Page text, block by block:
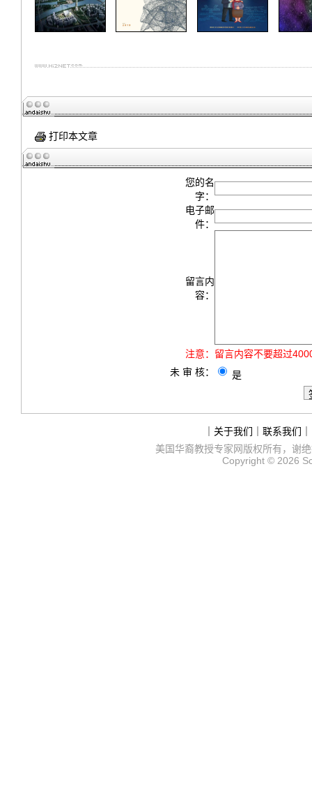
打印本文章
您的名
字：
电子邮
件：
留言内
容：
注意： 留言内容不要超过
未 审 核：
是
关于我们 联系我们
美国华裔教授专家网版权所有，谢
Copyright © 2026